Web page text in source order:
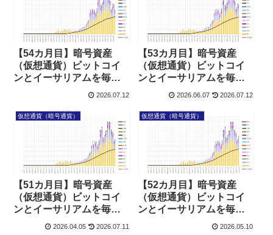
【54カ月目】暗号資産
（仮想通貨）ビットコイ
ンとイーサリアムを毎日
積み立てした結果
2026.07.12
【53カ月目】暗号資産
（仮想通貨）ビットコイ
ンとイーサリアムを毎日
積立した結果
2026.06.07 2026.07.12
仮想通貨（暗号通貨）
【51カ月目】暗号資産
（仮想通貨）ビットコイ
ンとイーサリアムを毎日
積立した結果
2026.04.05 2026.07.11
仮想通貨（暗号通貨）
【52カ月目】暗号資産
（仮想通貨）ビットコイ
ンとイーサリアムを毎日
2026.05.10